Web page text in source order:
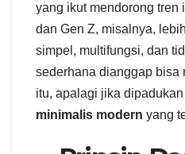
yang ikut mendorong tren
dan Gen Z, misalnya,
simpel, multifungsi, dan
sederhana dianggap bisa
itu, apalagi jika
minimalis modern yang